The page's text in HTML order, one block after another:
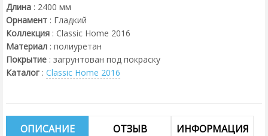
Длина : 2400 мм
Орнамент : Гладкий
Коллекция : Classic Home 2016
Материал : полиуретан
Покрытие : загрунтован под покраску
Каталог : Classic Home 2016
ОПИСАНИЕ ОТЗЫВ ИНФОРМАЦИЯ